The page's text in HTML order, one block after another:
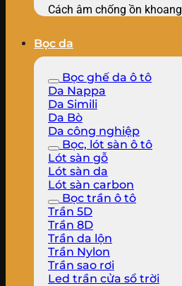
Cách âm chống ồn khoang
Bọc da
Bọc ghế da ô tô
Da Nappa
Da Simili
Da Bò
Da công nghiệp
Bọc, lót sàn ô tô
Lót sàn gỗ
Lót sàn da
Lót sàn carbon
Bọc trần ô tô
Trần 5D
Trần 8D
Trần da lộn
Trần Nylon
Trần sao rơi
Led trần cửa sổ trời